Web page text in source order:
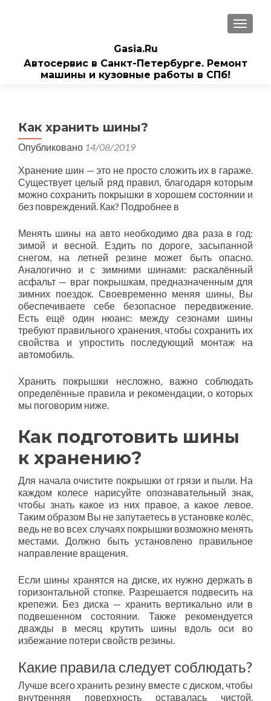
Gasia.Ru
Автосервис в Санкт-Петербурге. Ремонт
машины и кузовные работы в СПб!
Как хранить шины?
Опубликовано 14/08/2019
Хранение шин — это не просто сложить их в гараже.
Существует целый ряд правил, благодаря которым
можно сохранить покрышки в хорошем состоянии и
без повреждений. Как? Подробнее в
Менять шины на авто необходимо два раза в год:
зимой и весной. Ездить по дороге, засыпанной
снегом, на летней резине может быть опасно.
Аналогично и с зимними шинами: раскалённый
асфальт — враг покрышкам, предназначенным для
зимних поездок. Своевременно меняя шины, Вы
обеспечиваете себе безопасное передвижение.
Есть ещё один нюанс: между сезонами шины
требуют правильного хранения, чтобы сохранить их
свойства и упростить последующий монтаж на
автомобиль.
Хранить покрышки несложно, важно соблюдать
определённые правила и рекомендации, о которых
мы поговорим ниже.
Как подготовить шины
к хранению?
Для начала очистите покрышки от грязи и пыли. На
каждом колесе нарисуйте опознавательный знак,
чтобы знать какое из них правое, а какое левое.
Таким образом Вы не запутаетесь в установке колёс,
ведь не во всех случаях покрышки возможно менять
местами. Должно быть установлено правильное
направление вращения.
Если шины хранятся на диске, их нужно держать в
горизонтальной стопке. Разрешается подвесить на
крепежи. Без диска — хранить вертикально или в
подвешенном состоянии. Также рекомендуется
дважды в месяц крутить шины вдоль оси во
избежание потери свойств резины.
Какие правила следует соблюдать?
Лучше всего хранить резину вместе с диском, чтобы
внутренняя поверхность оставалась чистой.